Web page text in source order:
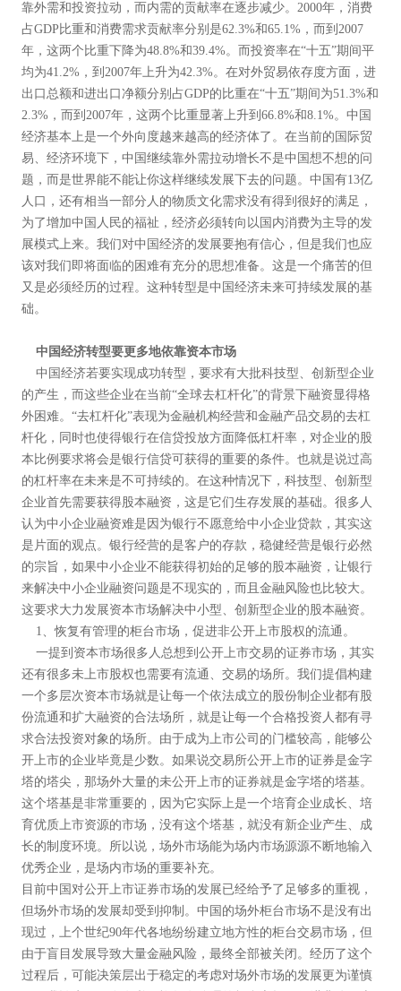
靠外需和投资拉动，而内需的贡献率在逐步减少。2000年，消费
占GDP比重和消费需求贡献率分别是62.3%和65.1%，而到2007
年，这两个比重下降为48.8%和39.4%。而投资率在“十五”期间平
均为41.2%，到2007年上升为42.3%。在对外贸易依存度方面，进
出口总额和进出口净额分别占GDP的比重在“十五”期间为51.3%和
2.3%，而到2007年，这两个比重显著上升到66.8%和8.1%。中国
经济基本上是一个外向度越来越高的经济体了。在当前的国际贸
易、经济环境下，中国继续靠外需拉动增长不是中国想不想的问
题，而是世界能不能让你这样继续发展下去的问题。中国有13亿
人口，还有相当一部分人的物质文化需求没有得到很好的满足，
为了增加中国人民的福祉，经济必须转向以国内消费为主导的发
展模式上来。我们对中国经济的发展要抱有信心，但是我们也应
该对我们即将面临的困难有充分的思想准备。这是一个痛苦的但
又是必须经历的过程。这种转型是中国经济未来可持续发展的基
础。
中国经济转型要更多地依靠资本市场
中国经济若要实现成功转型，要求有大批科技型、创新型企业
的产生，而这些企业在当前“全球去杠杆化”的背景下融资显得格
外困难。“去杠杆化”表现为金融机构经营和金融产品交易的去杠
杆化，同时也使得银行在信贷投放方面降低杠杆率，对企业的股
本比例要求将会是银行信贷可获得的重要的条件。也就是说过高
的杠杆率在未来是不可持续的。在这种情况下，科技型、创新型
企业首先需要获得股本融资，这是它们生存发展的基础。很多人
认为中小企业融资难是因为银行不愿意给中小企业贷款，其实这
是片面的观点。银行经营的是客户的存款，稳健经营是银行必然
的宗旨，如果中小企业不能获得初始的足够的股本融资，让银行
来解决中小企业融资问题是不现实的，而且金融风险也比较大。
这要求大力发展资本市场解决中小型、创新型企业的股本融资。
1、恢复有管理的柜台市场，促进非公开上市股权的流通。
一提到资本市场很多人总想到公开上市交易的证券市场，其实
还有很多未上市股权也需要有流通、交易的场所。我们提倡构建
一个多层次资本市场就是让每一个依法成立的股份制企业都有股
份流通和扩大融资的合法场所，就是让每一个合格投资人都有寻
求合法投资对象的场所。由于成为上市公司的门槛较高，能够公
开上市的企业毕竟是少数。如果说交易所公开上市的证券是金字
塔的塔尖，那场外大量的未公开上市的证券就是金字塔的塔基。
这个塔基是非常重要的，因为它实际上是一个培育企业成长、培
育优质上市资源的市场，没有这个塔基，就没有新企业产生、成
长的制度环境。所以说，场外市场能为场内市场源源不断地输入
优秀企业，是场内市场的重要补充。
目前中国对公开上市证券市场的发展已经给予了足够多的重视，
但场外市场的发展却受到抑制。中国的场外柜台市场不是没有出
现过，上个世纪90年代各地纷纷建立地方性的柜台交易市场，但
由于盲目发展导致大量金融风险，最终全部被关闭。经历了这个
过程后，可能决策层出于稳定的考虑对场外市场的发展更为谨慎